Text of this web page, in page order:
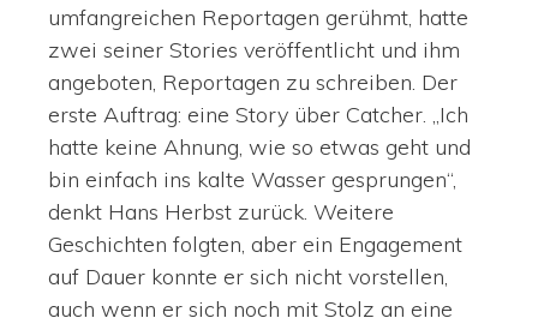
umfangreichen Reportagen gerühmt, hatte
zwei seiner Stories veröffentlicht und ihm
angeboten, Reportagen zu schreiben. Der
erste Auftrag: eine Story über Catcher. „Ich
hatte keine Ahnung, wie so etwas geht und
bin einfach ins kalte Wasser gesprungen“,
denkt Hans Herbst zurück. Weitere
Geschichten folgten, aber ein Engagement
auf Dauer konnte er sich nicht vorstellen,
auch wenn er sich noch mit Stolz an eine